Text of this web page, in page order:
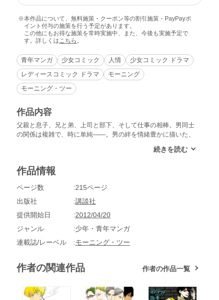
本作品について、無料施策・クーポン等の割引施策・PayPayポ
イント付与の施策を行う予定があります。
この他にもお得な施策を常時実施中、また、今後も実施予定で
す。詳しくは こちら 。
青年マンガ 少女コミック 人情
少女コミック ドラマ
レディースコミック ドラマ
モーニング
モーニング・ツー
作品内容
父親と息子、兄と弟、上司と部下、そして仕事の相棒。男同士
の関係は複雑で、時に単純――。男の絆を情緒豊かに描いた、
ア、日本、ボストン、ニューヨーク……微かに繋がる６都市６
作品情報
ページ数
215ページ
出版社
講談社
提供開始日
2012/04/20
ジャンル
少年・青年マンガ
連載誌/レーベル
モーニング・ツー
作者の関連作品 作者の作品一覧